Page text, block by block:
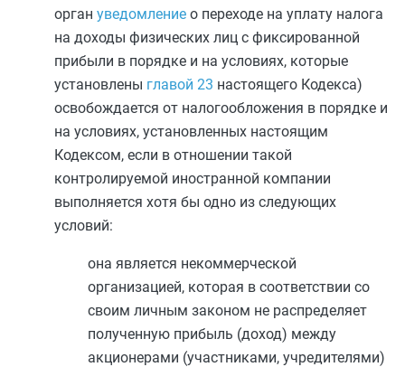
орган уведомление о переходе на уплату налога
на доходы физических лиц с фиксированной
прибыли в порядке и на условиях, которые
установлены главой 23 настоящего Кодекса)
освобождается от налогообложения в порядке и
на условиях, установленных настоящим
Кодексом, если в отношении такой
контролируемой иностранной компании
выполняется хотя бы одно из следующих
условий:
она является некоммерческой
организацией, которая в соответствии со
своим личным законом не распределяет
полученную прибыль (доход) между
акционерами (участниками, учредителями)